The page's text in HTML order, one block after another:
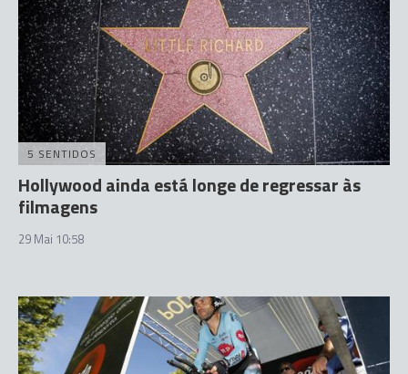
5 SENTIDOS
Hollywood ainda está longe de regressar às
filmagens
29 Mai 10:58